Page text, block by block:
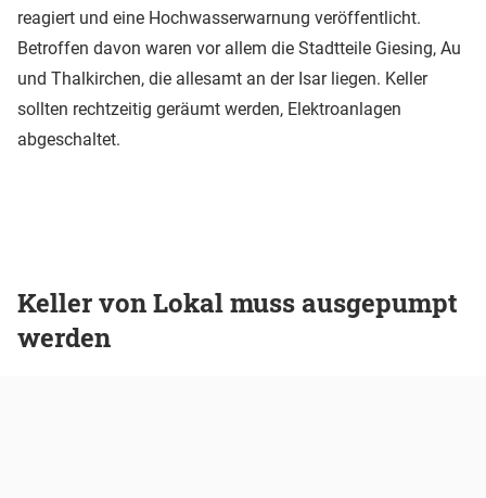
reagiert und eine Hochwasserwarnung veröffentlicht.
Betroffen davon waren vor allem die Stadtteile Giesing, Au
und Thalkirchen, die allesamt an der Isar liegen. Keller
sollten rechtzeitig geräumt werden, Elektroanlagen
abgeschaltet.
Keller von Lokal muss ausgepumpt
werden